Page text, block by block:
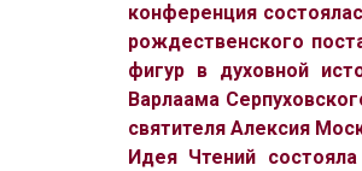
конференция
рождественского
фигур в духовной
Варлаама
святителя Алексия
Идея Чтений